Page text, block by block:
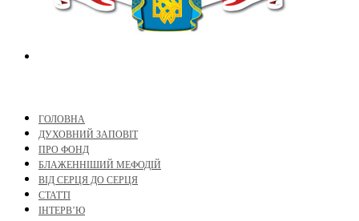
ГОЛОВНА
ДУХОВНИЙ ЗАПОВІТ
ПРО ФОНД
БЛАЖЕННІШИЙ МЕФОДІЙ
ВІД СЕРЦЯ ДО СЕРЦЯ
СТАТТІ
ІНТЕРВ’Ю